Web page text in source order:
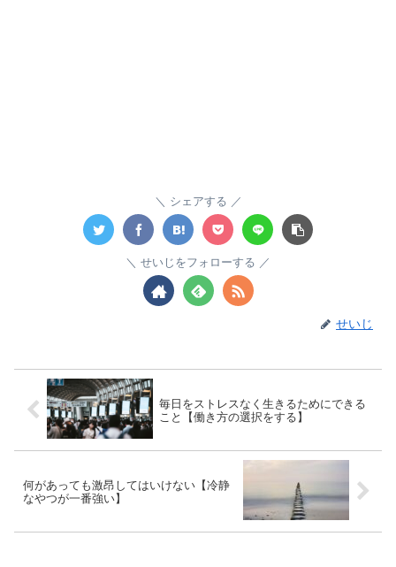
シェアする
せいじをフォローする
せいじ
毎日をストレスなく生きるためにできる
こと【働き方の選択をする】
何があっても激昂してはいけない【冷静
なやつが一番強い】